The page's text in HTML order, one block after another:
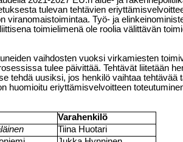
tulevan tehtävien
viranomaistoimintaa. Työ- ja
toimielimenä ole roolia välittävän
vaihdosten vuoksi virkamiesten
tulee päivittää. Tehtävät liitetään
tehdä uusiksi, jos henkilö vaihtaa tehtävää
huomioitu eriyttämisvelvoitteen
Varahenkilö
Tiina Huotari